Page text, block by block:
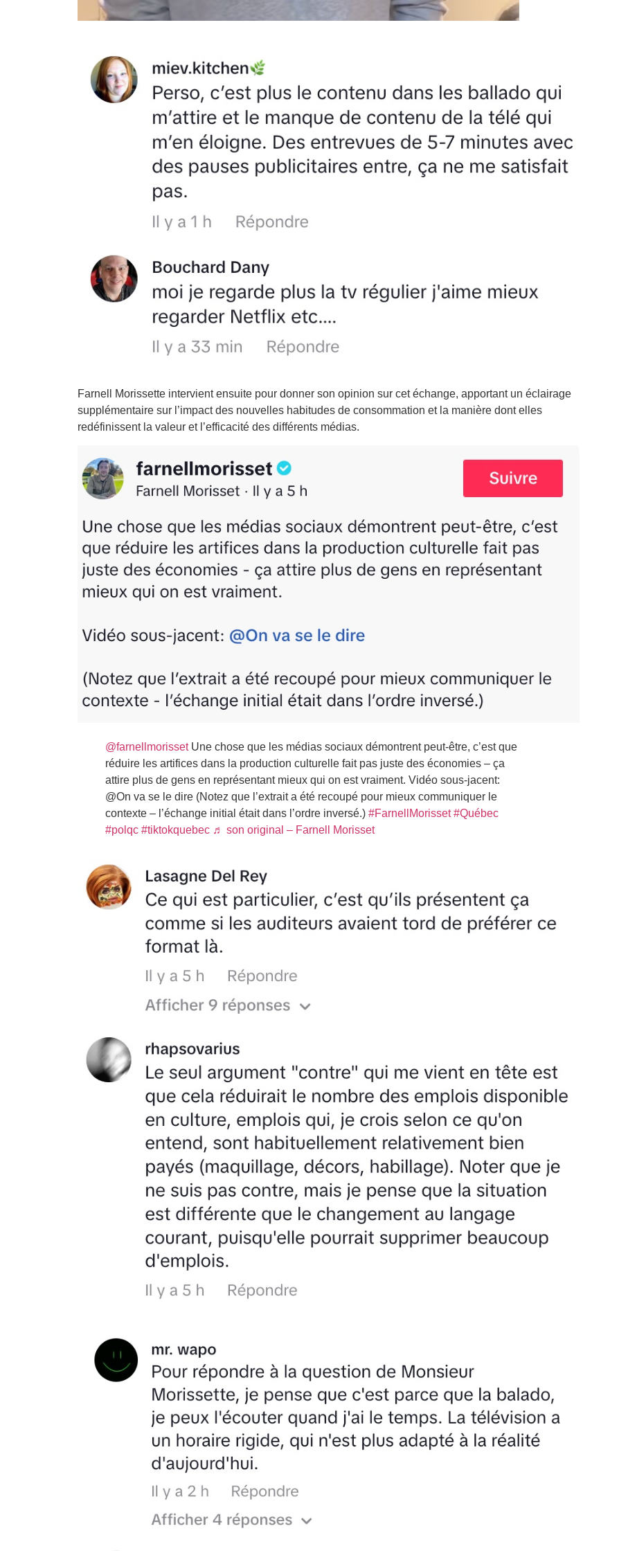
Farnell Morissette intervient ensuite pour donner son opinion sur cet échange, apportant un éclairage
supplémentaire sur l’impact des nouvelles habitudes de consommation et la manière dont elles
redéfinissent la valeur et l’efficacité des différents médias.
@farnellmorissetUne chose que les médias sociaux démontrent peut-être, c’est que
réduire les artifices dans la production culturelle fait pas juste des économies – ça
attire plus de gens en représentant mieux qui on est vraiment. Vidéo sous-jacent:
@On va se le dire (Notez que l’extrait a été recoupé pour mieux communiquer le
contexte – l’échange initial était dans l’ordre inversé.) #FarnellMorisset #Québec
#polqc #tiktokquebec ♬ son original – Farnell Morisset